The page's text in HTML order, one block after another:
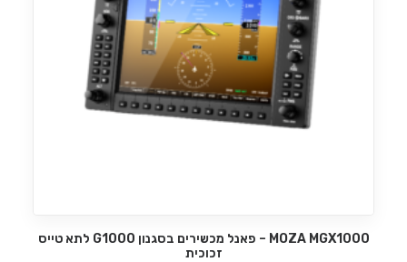
הוספה לסל
MOZA MGX1000 – פאנל מכשירים בסגנון G1000 לתא טייס
זכוכית